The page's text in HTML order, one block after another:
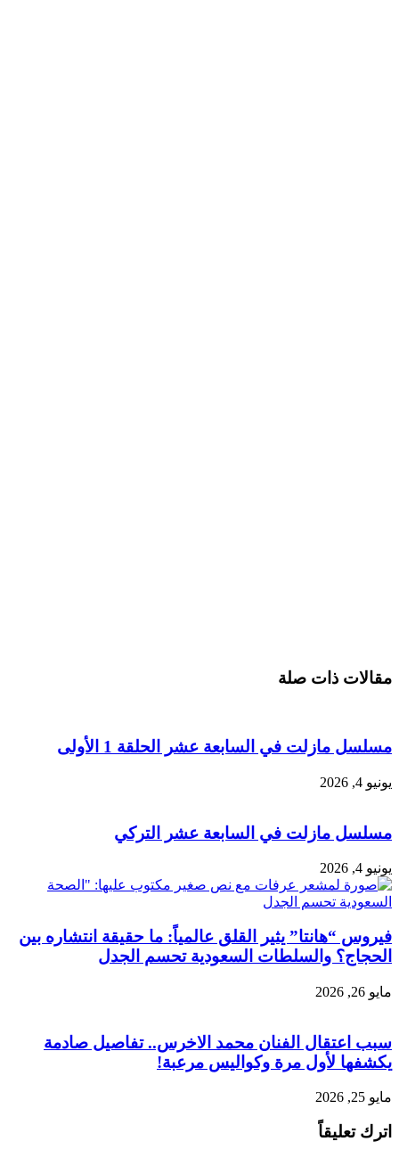
مقالات ذات صلة
مسلسل مازلت في السابعة عشر الحلقة 1 الأولى
يونيو 4, 2026
مسلسل مازلت في السابعة عشر التركي
يونيو 4, 2026
فيروس “هانتا” يثير القلق عالمياً: ما حقيقة انتشاره بين
الحجاج؟ والسلطات السعودية تحسم الجدل
مايو 26, 2026
سبب اعتقال الفنان محمد الاخرس.. تفاصيل صادمة
يكشفها لأول مرة وكواليس مرعبة!
مايو 25, 2026
اترك تعليقاً